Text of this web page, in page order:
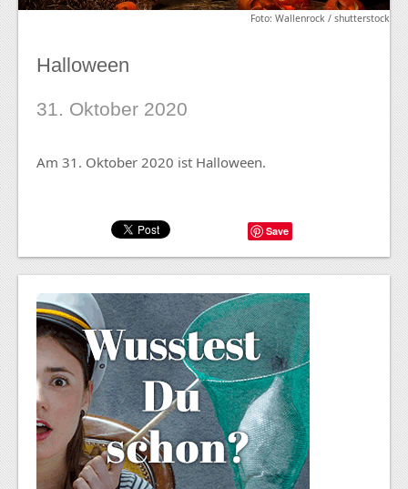
Foto: Wallenrock / shutterstock
Halloween
31. Oktober 2020
Am 31. Oktober 2020 ist Halloween.
Save